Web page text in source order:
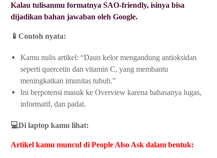
Kalau tulisanmu formatnya SAO-friendly, isinya bisa
dijadikan bahan jawaban oleh Google.
📱Contoh nyata:
Kamu nulis artikel: “Daun kelor mengandung antioksidan
seperti quercetin dan vitamin C, yang membantu
meningkatkan imunitas tubuh.”
Ini berpotensi masuk ke Overview karena bahasanya lugas,
informatif, dan padat.
💻Di laptop kamu lihat:
Artikel kamu muncul di People Also Ask dalam bentuk: